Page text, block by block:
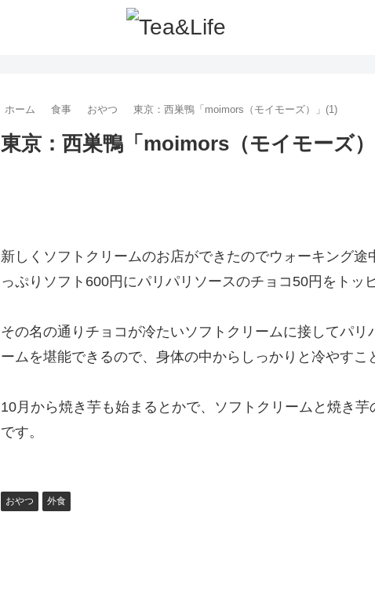
ホーム 食事 おやつ 東京：西巣鴨「moimors（モイモーズ）」(1)
東京：西巣鴨「moimors（モイモーズ
新しくソフトクリームのお店ができたのでウォーキング
っぷりソフト600円にパリパリソースのチョコ50円をトッ
その名の通りチョコが冷たいソフトクリームに接してパ
ームを堪能できるので、身体の中からしっかりと冷やすこ
10月から焼き芋も始まるとかで、ソフトクリームと焼き
です。
おやつ 外食